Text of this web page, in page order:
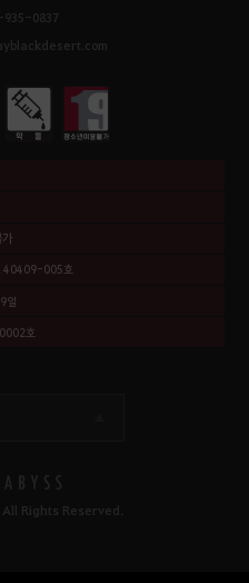
935-0837
005호
일
호
Rights Reserved.